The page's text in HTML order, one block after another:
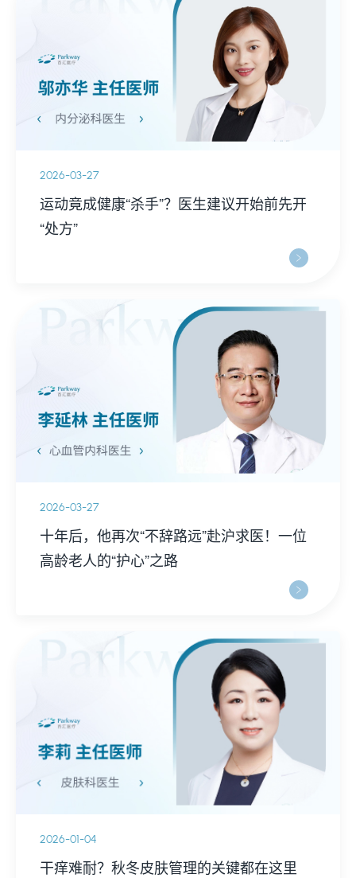
2026-03-27
运动竟成健康“杀手”？医生建议开始前先开
“处方”
2026-03-27
十年后，他再次“不辞路远”赴沪求医！一位
高龄老人的“护心”之路
2026-01-04
干痒难耐？秋冬皮肤管理的关键都在这里